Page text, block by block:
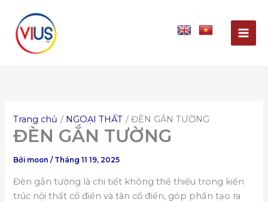
dung
Trang chủ NGOẠI THẤT ĐÈN GẮN TƯỜNG
ĐÈN GẮN TƯỜNG
Bởi moon/ Tháng 11 19, 2025
Đèn gắn tường là chi tiết không thể thiếu trong kiến
trúc nội thất cổ điển và tân cổ điển, góp phần tạo ra